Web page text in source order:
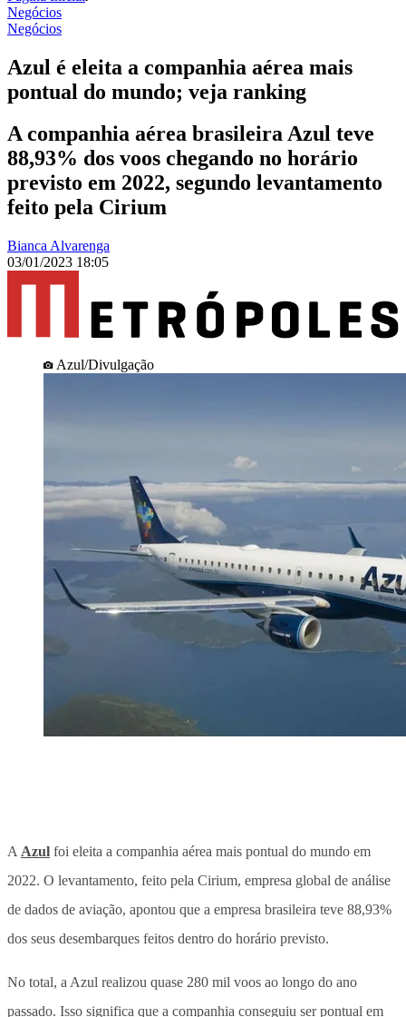
Negócios
Negócios
Azul é eleita a companhia aérea mais
pontual do mundo; veja ranking
A companhia aérea brasileira Azul teve
88,93% dos voos chegando no horário
previsto em 2022, segundo levantamento
feito pela Cirium
Bianca Alvarenga
03/01/2023 18:05
Azul/Divulgação
A Azul foi eleita a companhia aérea mais pontual do mundo em
2022. O levantamento, feito pela Cirium, empresa global de análise
de dados de aviação, apontou que a empresa brasileira teve 88,93%
dos seus desembarques feitos dentro do horário previsto.
No total, a Azul realizou quase 280 mil voos ao longo do ano
passado. Isso significa que a companhia conseguiu ser pontual em